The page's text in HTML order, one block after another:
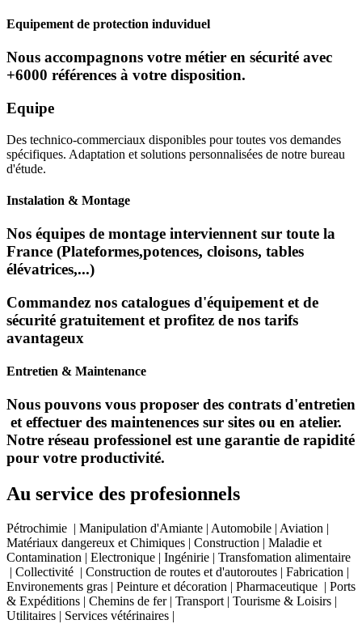
Equipement de protection induviduel
Nous accompagnons votre métier en sécurité avec
+6000 références à votre disposition.
Equipe
Des technico-commerciaux disponibles pour toutes vos demandes
spécifiques. Adaptation et solutions personnalisées de notre bureau
d'étude.
Instalation & Montage
Nos équipes de montage interviennent sur toute la
France (Plateformes,potences, cloisons, tables
élévatrices,...)
Commandez nos catalogues d'équipement et de
sécurité gratuitement et profitez de nos tarifs
avantageux
Entretien & Maintenance
Nous pouvons vous proposer des contrats d'entretien
et effectuer des maintenences sur sites ou en atelier.
Notre réseau professionel est une garantie de rapidité
pour votre productivité.
Au service des profesionnels
Pétrochimie | Manipulation d'Amiante | Automobile | Aviation |
Matériaux dangereux et Chimiques | Construction | Maladie et
Contamination | Electronique | Ingénirie | Transfomation alimentaire
| Collectivité | Construction de routes et d'autoroutes | Fabrication |
Environements gras | Peinture et décoration | Pharmaceutique | Ports
& Expéditions | Chemins de fer | Transport | Tourisme & Loisirs |
Utilitaires | Services vétérinaires |